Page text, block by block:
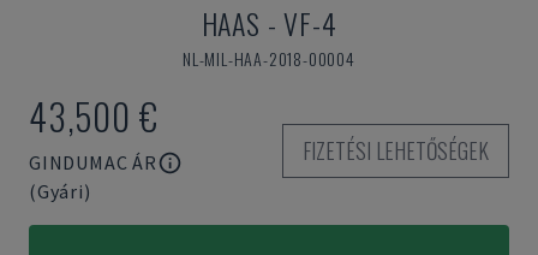
HAAS -VF-4
NL-MIL-HAA-2018-00004
43,500 €
GINDUMAC ÁR
(Gyári)
FIZETÉSI LEHETŐSÉGEK